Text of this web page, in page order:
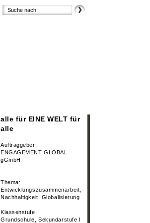
alle für EINE WELT für
alle
Auftraggeber:
ENGAGEMENT GLOBAL
gGmbH
Thema:
Entwicklungszusammenarbeit,
Nachhaltigkeit, Globalisierung
Klassenstufe:
Grundschule, Sekundarstufe I